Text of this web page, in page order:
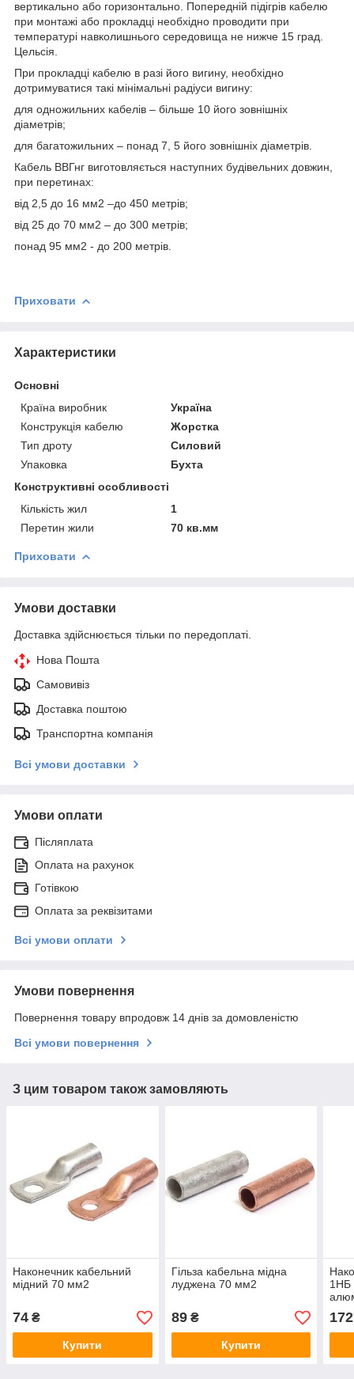
вертикально або горизонтально. Попередній підігрів кабелю
при монтажі або прокладці необхідно проводити при
температурі навколишнього середовища не нижче 15 град.
Цельсія.
При прокладці кабелю в разі його вигину, необхідно
дотримуватися такі мінімальні радіуси вигину:
для одножильних кабелів – більше 10 його зовнішніх
діаметрів;
для багатожильних – понад 7, 5 його зовнішніх діаметрів.
Кабель ВВГнг виготовляється наступних будівельних довжин,
при перетинах:
від 2,5 до 16 мм2 –до 450 метрів;
від 25 до 70 мм2 – до 300 метрів;
понад 95 мм2 - до 200 метрів.
Приховати
Характеристики
Основні
Країна виробник
Україна
Конструкція кабелю
Жорстка
Тип дроту
Силовий
Упаковка
Бухта
Конструктивні особливості
Кількість жил
1
Перетин жили
70 кв.мм
Приховати
Умови доставки
Доставка здійснюється тільки по передоплаті.
Нова Пошта
Самовивіз
Доставка поштою
Транспортна компанія
Всі умови доставки
Умови оплати
Післяплата
Оплата на рахунок
Готівкою
Оплата за реквізитами
Всі умови оплати
Умови повернення
Повернення товару впродовж 14 днів за домовленістю
Всі умови повернення
З цим товаром також замовляють
Наконечник кабельний
мідний 70 мм2
74 ₴
Купити
Гільза кабельна мідна
луджена 70 мм2
89₴
Купити
1НБ
172